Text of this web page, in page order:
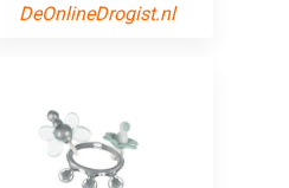
DeOnlineDrogist.nl